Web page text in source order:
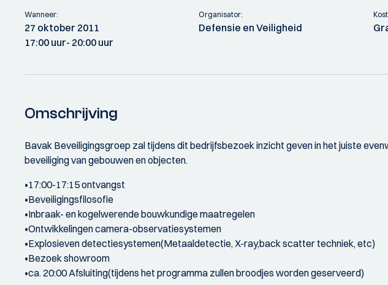
Wanneer:
27 oktober 2011
17:00 uur- 20:00 uur
Organisator:
Defensie en Veiligheid
Omschrijving
Bavak Beveiligingsgroep zal tijdens dit bedrijfsbezoek inzicht geven in het juiste
beveiliging van gebouwen en objecten.
•17:00-17:15 ontvangst
•Beveiligingsfilosofie
•Inbraak- en kogelwerende bouwkundige maatregelen
•Ontwikkelingen camera-observatiesystemen
•Explosieven detectiesystemen(Metaaldetectie, X-ray,back scatter techniek, etc)
•Bezoek showroom
•ca. 20:00 Afsluiting(tijdens het programma zullen broodjes worden geserveerd)